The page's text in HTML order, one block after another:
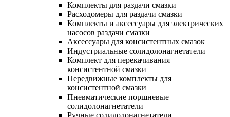
Комплекты для раздачи смазки
Расходомеры для раздачи смазки
Комплекты и аксессуары для электрических
насосов раздачи смазки
Аксессуары для консистентных смазок
Индустриальные солидолонагнетатели
Комплект для перекачивания
консистентной смазки
Передвижные комплекты для
консистентной смазки
Пневматические поршневые
солидолонагнетатели